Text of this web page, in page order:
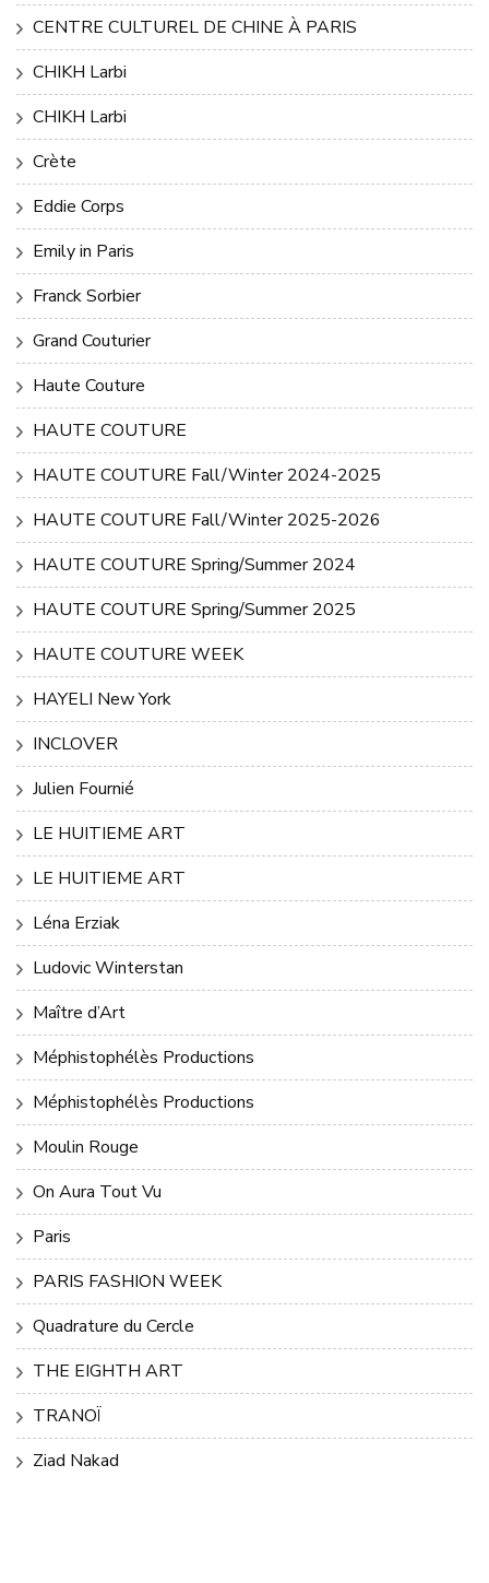
CENTRE CULTUREL DE CHINE À PARIS
CHIKH Larbi
CHIKH Larbi
Crète
Eddie Corps
Emily in Paris
Franck Sorbier
Grand Couturier
Haute Couture
HAUTE COUTURE
HAUTE COUTURE Fall/Winter 2024-2025
HAUTE COUTURE Fall/Winter 2025-2026
HAUTE COUTURE Spring/Summer 2024
HAUTE COUTURE Spring/Summer 2025
HAUTE COUTURE WEEK
HAYELI New York
INCLOVER
Julien Fournié
LE HUITIEME ART
LE HUITIEME ART
Léna Erziak
Ludovic Winterstan
Maître d’Art
Méphistophélès Productions
Méphistophélès Productions
Moulin Rouge
On Aura Tout Vu
Paris
PARIS FASHION WEEK
Quadrature du Cercle
THE EIGHTH ART
TRANOÏ
Ziad Nakad